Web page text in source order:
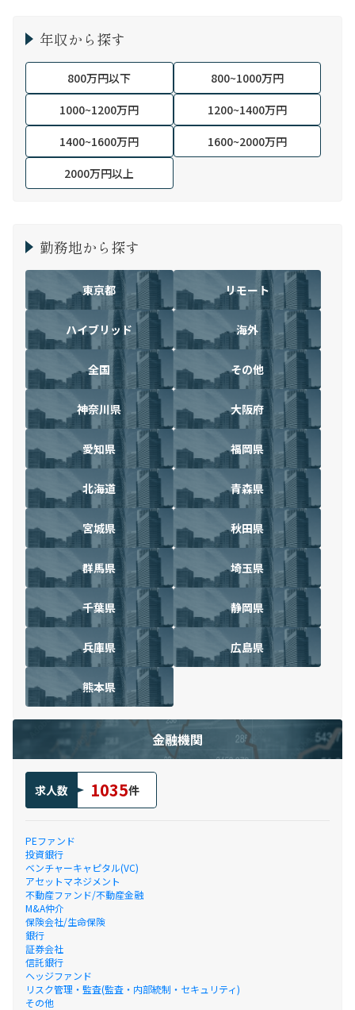
年収から探す
800万円以下
800~1000万円
1000~1200万円
1200~1400万円
1400~1600万円
1600~2000万円
2000万円以上
勤務地から探す
東京都 リモート
ハイブリッド 海外
全国 その他
神奈川県 大阪府
愛知県 福岡県
北海道 青森県
宮城県 秋田県
群馬県 埼玉県
千葉県 静岡県
兵庫県 広島県
熊本県
金融機関
求人数 1035件
PEファンド
投資銀行
ベンチャーキャピタル(VC)
アセットマネジメント
不動産ファンド/不動産金融
M&A仲介
保険会社/生命保険
銀行
証券会社
信託銀行
ヘッジファンド
リスク管理・監査(監査・内部統制・セキュリティ)
その他